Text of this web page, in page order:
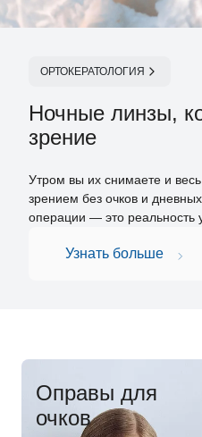
ОРТОКЕРАТОЛОГИЯ
Ночные линзы,
зрение
Утром вы их снимаете и
зрением без очков и
операции — это реальность
Узнать больше
Оправы для
очков